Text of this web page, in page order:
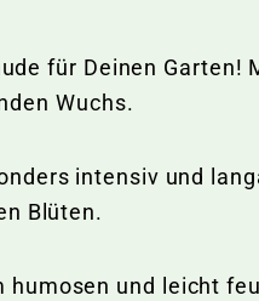
für Deinen
Wuchs.
intensiv und
Blüten.
und leicht